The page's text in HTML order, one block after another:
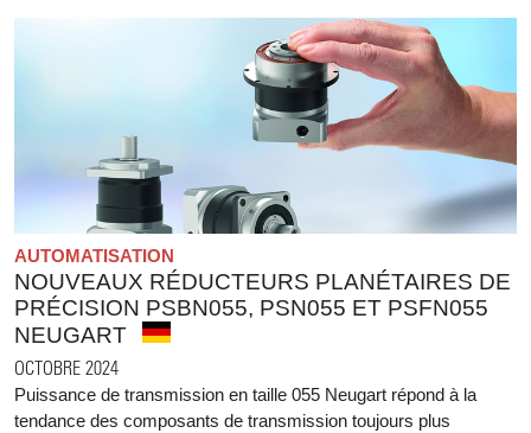
AUTOMATISATION
NOUVEAUX RÉDUCTEURS PLANÉTAIRES DE
PRÉCISION PSBN055, PSN055 ET PSFN055
NEUGART
OCTOBRE 2024
Puissance de transmission en taille 055 Neugart répond à la
tendance des composants de transmission toujours plus